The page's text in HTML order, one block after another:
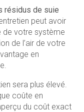
résidus de suie
entretien peut avoir
de votre système
de l’air de votre
en
sera plus élevé.
coûte en
du coût exact